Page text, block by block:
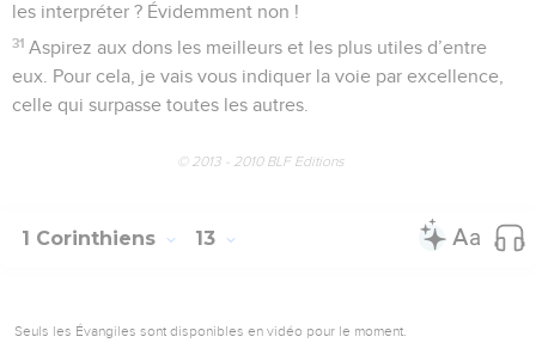
les interpréter ? Évidemment non !
31 Aspirez aux dons les meilleurs et les plus utiles d’entre
eux. Pour cela, je vais vous indiquer la voie par excellence,
celle qui surpasse toutes les autres.
© 2013 - 2010 BLF Editions
1 Corinthiens 13
Seuls les Évangiles sont disponibles en vidéo pour le moment.